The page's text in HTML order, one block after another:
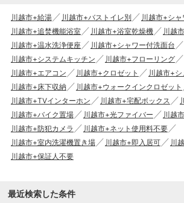
川越市+給湯 川越市+バストイレ別
川越市+シャ
川越市+追焚機能浴室
川越市+浴室乾燥機
川越
川越市+温水洗浄便座
川越市+シャワー付洗面台
川越市+システムキッチン
川越市+フローリング
川越市+エアコン
川越市+クロゼット
川越市+
川越市+床下収納
川越市+ウォークインクロゼット
川越市+TVインターホン
川越市+宅配ボックス
川越市+バイク置場
川越市+光ファイバー
川越
川越市+防犯カメラ
川越市+ネット使用料不要
川越市+室内洗濯機置き場
川越市+即入居可
川
川越市+保証人不要
最近検索した条件